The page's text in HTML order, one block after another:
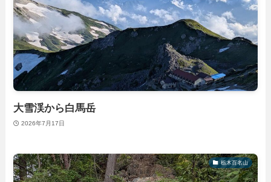
大雪渓から白馬岳
2026年7月17日
栃木百名山